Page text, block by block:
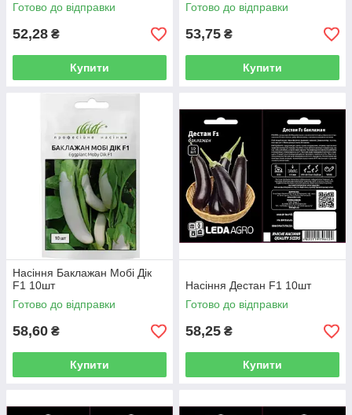
Готово до відправки
52,28 ₴
Купити
Готово до відправки
53,75 ₴
Купити
Насіння Баклажан Мобі Дік
F1 10шт
Готово до відправки
58,60 ₴
Купити
Насіння Дестан F1 10шт
Готово до відправки
58,25 ₴
Купити